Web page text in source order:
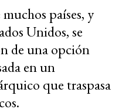
países, y
Unidos, se
de una opción
en un
que traspasa